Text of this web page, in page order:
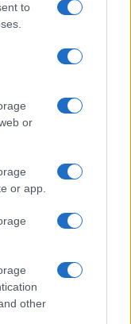
to
or
or app.
other